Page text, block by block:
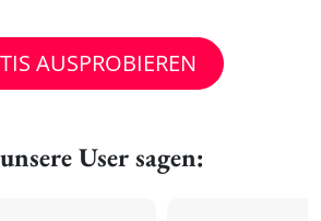
AUSPROBIEREN
User sagen: